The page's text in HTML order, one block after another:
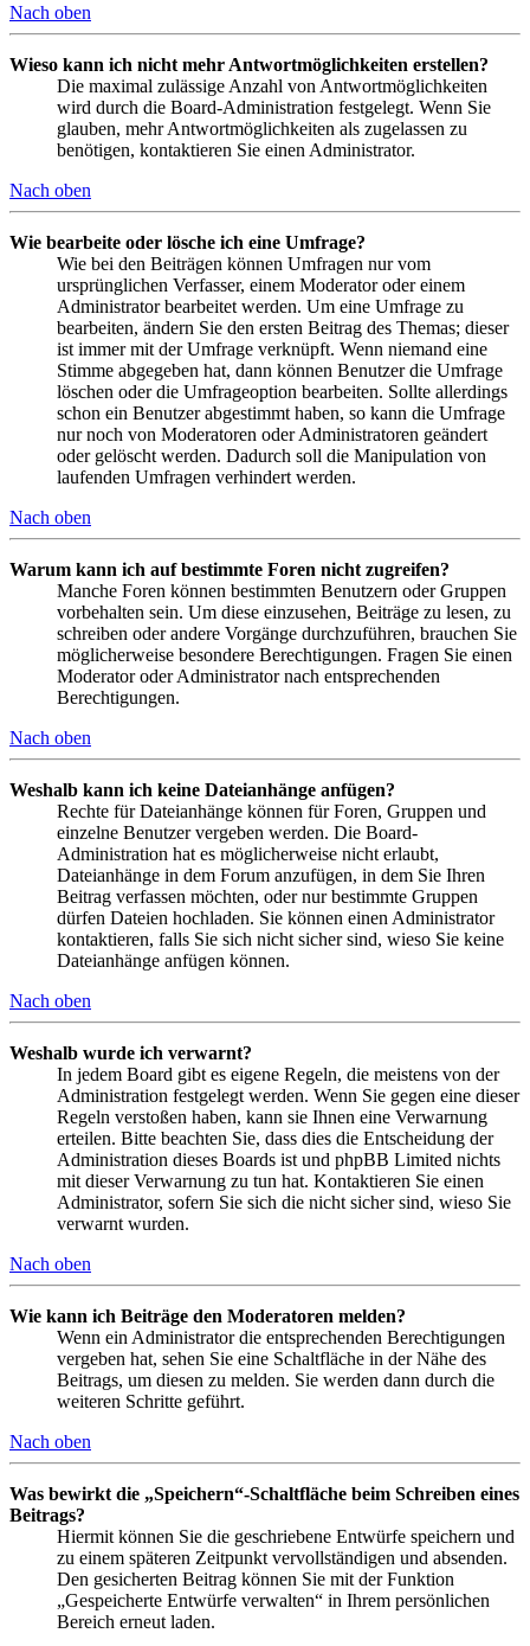
Nach oben
Wieso kann ich nicht mehr Antwortmöglichkeiten erstellen?
Die maximal zulässige Anzahl von Antwortmöglichkeiten
wird durch die Board-Administration festgelegt. Wenn Sie
glauben, mehr Antwortmöglichkeiten als zugelassen zu
benötigen, kontaktieren Sie einen Administrator.
Nach oben
Wie bearbeite oder lösche ich eine Umfrage?
Wie bei den Beiträgen können Umfragen nur vom
ursprünglichen Verfasser, einem Moderator oder einem
Administrator bearbeitet werden. Um eine Umfrage zu
bearbeiten, ändern Sie den ersten Beitrag des Themas; dieser
ist immer mit der Umfrage verknüpft. Wenn niemand eine
Stimme abgegeben hat, dann können Benutzer die Umfrage
löschen oder die Umfrageoption bearbeiten. Sollte allerdings
schon ein Benutzer abgestimmt haben, so kann die Umfrage
nur noch von Moderatoren oder Administratoren geändert
oder gelöscht werden. Dadurch soll die Manipulation von
laufenden Umfragen verhindert werden.
Nach oben
Warum kann ich auf bestimmte Foren nicht zugreifen?
Manche Foren können bestimmten Benutzern oder Gruppen
vorbehalten sein. Um diese einzusehen, Beiträge zu lesen, zu
schreiben oder andere Vorgänge durchzuführen, brauchen Sie
möglicherweise besondere Berechtigungen. Fragen Sie einen
Moderator oder Administrator nach entsprechenden
Berechtigungen.
Nach oben
Weshalb kann ich keine Dateianhänge anfügen?
Rechte für Dateianhänge können für Foren, Gruppen und
einzelne Benutzer vergeben werden. Die Board-
Administration hat es möglicherweise nicht erlaubt,
Dateianhänge in dem Forum anzufügen, in dem Sie Ihren
Beitrag verfassen möchten, oder nur bestimmte Gruppen
dürfen Dateien hochladen. Sie können einen Administrator
kontaktieren, falls Sie sich nicht sicher sind, wieso Sie keine
Dateianhänge anfügen können.
Nach oben
Weshalb wurde ich verwarnt?
In jedem Board gibt es eigene Regeln, die meistens von der
Administration festgelegt werden. Wenn Sie gegen eine dieser
Regeln verstoßen haben, kann sie Ihnen eine Verwarnung
erteilen. Bitte beachten Sie, dass dies die Entscheidung der
Administration dieses Boards ist und phpBB Limited nichts
mit dieser Verwarnung zu tun hat. Kontaktieren Sie einen
Administrator, sofern Sie sich die nicht sicher sind, wieso Sie
verwarnt wurden.
Nach oben
Wie kann ich Beiträge den Moderatoren melden?
Wenn ein Administrator die entsprechenden Berechtigungen
vergeben hat, sehen Sie eine Schaltfläche in der Nähe des
Beitrags, um diesen zu melden. Sie werden dann durch die
weiteren Schritte geführt.
Nach oben
Was bewirkt die „Speichern“-Schaltfläche beim Schreiben eines
Beitrags?
Hiermit können Sie die geschriebene Entwürfe speichern und
zu einem späteren Zeitpunkt vervollständigen und absenden.
Den gesicherten Beitrag können Sie mit der Funktion
„Gespeicherte Entwürfe verwalten“ in Ihrem persönlichen
Bereich erneut laden.